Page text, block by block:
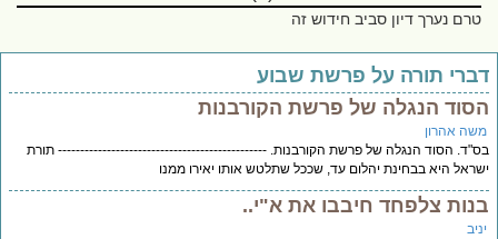
טרם נערך דיון סביב חידוש זה
דברי תורה על פרשת שבוע
הסוד הנגלה של פרשת הקורבנות
משה אהרון
בס"ד. הסוד הנגלה של פרשת הקורבנות. ----------------------------------------------- תורת
ישראל היא בבחינת יהלום עד, שככל שתלטש אותו יאירו ממנו
בנות צלפחד חיבבו את א"י..
יניב